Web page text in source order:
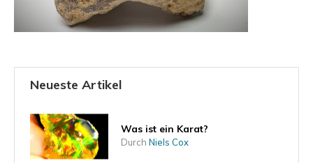
Neueste Artikel
Was ist ein Karat?
Durch Niels Cox